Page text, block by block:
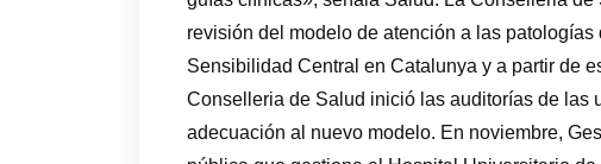
revisión del modelo de atención a las
Sensibilidad Central en Catalunya y a partir de
Conselleria de Salud inició las auditorías de las
adecuación al nuevo modelo. En noviembre,